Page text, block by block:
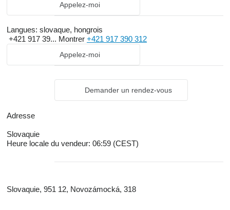
Appelez-moi
Langues: slovaque, hongrois
+421 917 39... Montrer +421 917 390 312
Appelez-moi
Demander un rendez-vous
Adresse
Slovaquie
Heure locale du vendeur: 06:59 (CEST)
Slovaquie, 951 12, Novozámocká, 318